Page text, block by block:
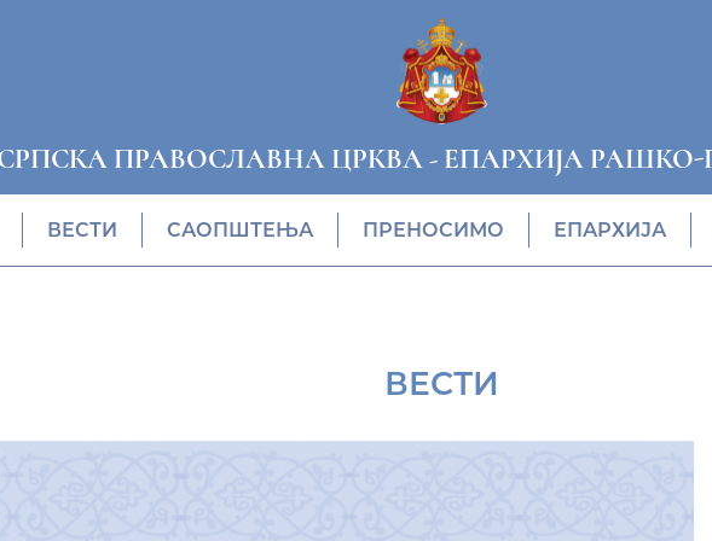
ПРАВОСЛАВНА ЦРКВА- ЕПАРХИЈА
ВЕСТИ САОПШТЕЊА ПРЕНОСИМО ЕПАРХИЈА
ВЕСТИ